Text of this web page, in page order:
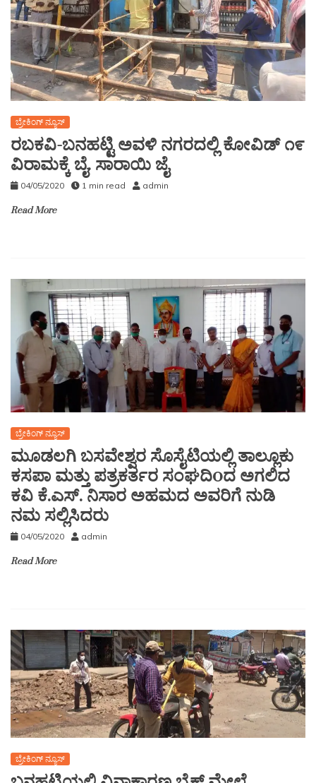
ಬ್ರೇಕಿಂಗ್ ನ್ಯೂಸ್
ರಬಕವಿ-ಬನಹಟ್ಟಿ ಅವಳಿ ನಗರದಲ್ಲಿ ಕೋವಿಡ್ ೧೯
ವಿರಾಮಕ್ಕೆ ಬೈ. ಸಾರಾಯಿ ಜೈ
04/05/2020 1 min read admin
Read More
ಬ್ರೇಕಿಂಗ್ ನ್ಯೂಸ್
ಮೂಡಲಗಿ ಬಸವೇಶ್ವರ ಸೊಸೈಟಿಯಲ್ಲಿ ತಾಲ್ಲೂಕು
ಕಸಪಾ ಮತ್ತು ಪತ್ರಕರ್ತರ ಸಂಘದಿoದ ಅಗಲಿದ
ಕವಿ ಕೆ.ಎಸ್. ನಿಸಾರ ಅಹಮದ ಅವರಿಗೆ ನುಡಿ
ನಮ ಸಲ್ಲಿಸಿದರು
04/05/2020 admin
Read More
ಬ್ರೇಕಿಂಗ್ ನ್ಯೂಸ್